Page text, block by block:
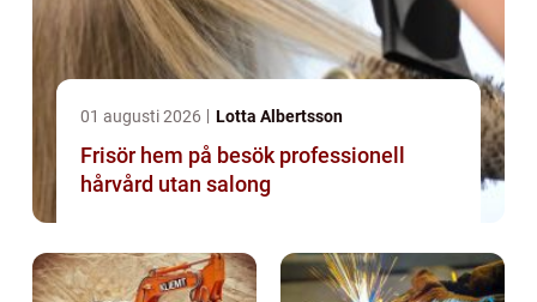
01 augusti 2026 Lotta Albertsson
Frisör hem på besök professionell
hårvård utan salong